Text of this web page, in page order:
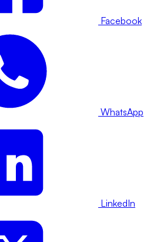
Facebook
WhatsApp
LinkedIn